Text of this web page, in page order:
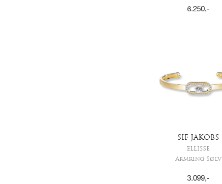
6.250,-
SIF JAKOBS
ELLISSE
Armring Sølv
3.099,-